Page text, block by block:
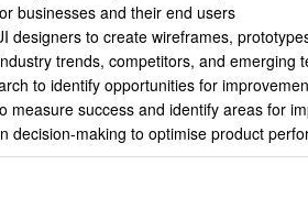
businesses and their end users
designers to create wireframes,
trends, competitors, and emerging
to identify opportunities for
measure success and identify areas for
decision-making to optimise product